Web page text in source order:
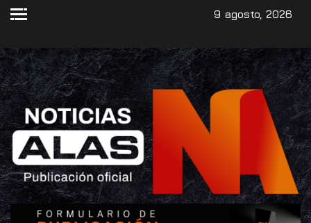
9 agosto, 2026